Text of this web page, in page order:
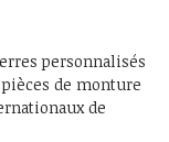
personnalisés
de monture
de